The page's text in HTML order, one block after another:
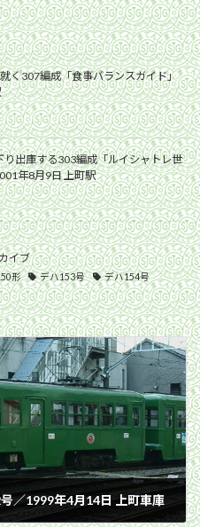
く307編成「食事バランスガイド」
り出庫する303編成「ルイシャトレ世
年8月9日 上町駅
イブ
形 デハ153号
デハ154号
／1999年4月14日 上町車庫